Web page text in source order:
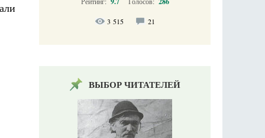
3 515 21
ВЫБОР ЧИТАТЕЛЕЙ